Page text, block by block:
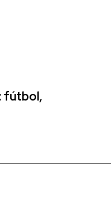
fútbol,